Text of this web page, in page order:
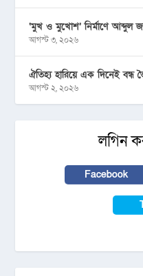
‘মুখ ও মুখোশ’ নির্মাণে আব্দুল
আগস্ট ৩, ২০২৬
ঐতিহ্য হারিয়ে এক দিনেই বন্ধ
আগস্ট ২, ২০২৬
লগিন
Facebook